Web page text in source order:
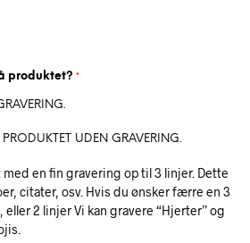
produktet? *
PRODUKTET UDEN GRAVERING.
en fin gravering op til 3 linjer. Dette
citater, osv. Hvis du ønsker færre en 3
2 linjer Vi kan gravere “Hjerter” og